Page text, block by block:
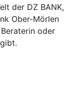
der DZ BANK,
Ober-Mörlen
oder